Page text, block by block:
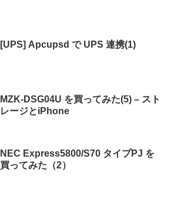
[UPS] Apcupsd で UPS 連携(1)
MZK-DSG04U を買ってみた(5) – スト
レージとiPhone
NEC Express5800/S70 タイプPJ を
買ってみた（2）